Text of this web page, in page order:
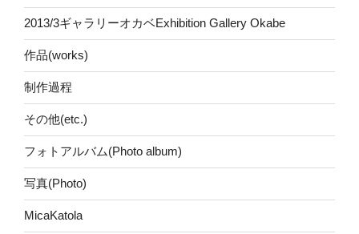
2013/3ギャラリーオカベExhibition Gallery Okabe
作品(works)
制作過程
その他(etc.)
フォトアルバム(Photo album)
写真(Photo)
MicaKatola